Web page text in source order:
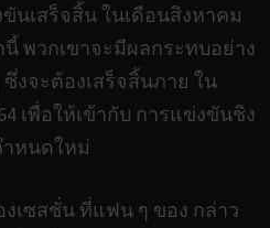
นเสร็จสิ้น ในเดือนสิงหาคม
พวกเขาจะมีผลกระทบอย่าง
งจะต้องเสร็จสิ้นภาย ใน
เพื่อให้เข้ากับ การแข่งขันชิง
ำหนดใหม่
เซสชั่น ที่แฟน ๆ ของ กล่าว